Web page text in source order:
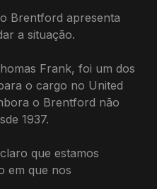
Brentford apresenta
a situação.
Frank, foi um dos
o cargo no United
o Brentford não
1937.
que estamos
em que nos